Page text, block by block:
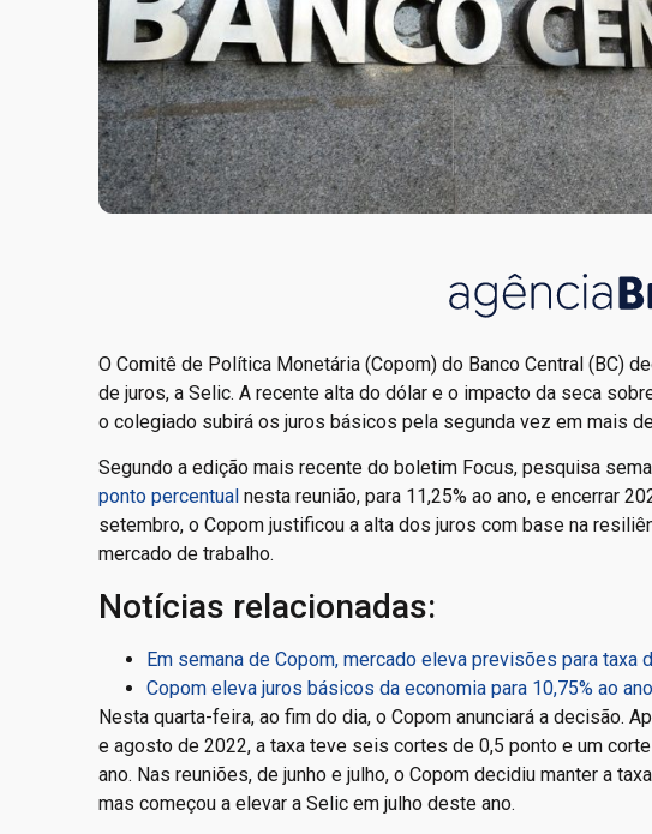
O Comitê de Política Monetária (Copom) do Banco Central (BC)
de juros, a Selic. A recente alta do dólar e o impacto da seca
o colegiado subirá os juros básicos pela segunda vez em mais
Segundo a edição mais recente do boletim Focus, pesquisa
ponto percentual nesta reunião, para 11,25% ao ano, e encerrar
setembro, o Copom justificou a alta dos juros com base na
mercado de trabalho.
Notícias relacionadas:
Em semana de Copom, mercado eleva previsões para taxa
Copom eleva juros básicos da economia para 10,75% ao
Nesta quarta-feira, ao fim do dia, o Copom anunciará a decisão.
e agosto de 2022, a taxa teve seis cortes de 0,5 ponto e um
ano. Nas reuniões, de junho e julho, o Copom decidiu manter a
mas começou a elevar a Selic em julho deste ano.